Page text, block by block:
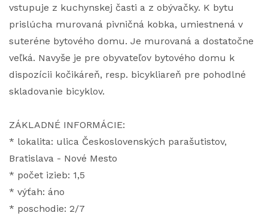
vstupuje z kuchynskej časti a z obývačky. K bytu
prislúcha murovaná pivničná kobka, umiestnená v
suteréne bytového domu. Je murovaná a dostatočne
veľká. Navyše je pre obyvateľov bytového domu k
dispozícii kočikáreň, resp. bicykliareň pre pohodlné
skladovanie bicyklov.
ZÁKLADNÉ INFORMÁCIE:
* lokalita: ulica Československých parašutistov,
Bratislava - Nové Mesto
* počet izieb: 1,5
* výťah: áno
* poschodie: 2/7